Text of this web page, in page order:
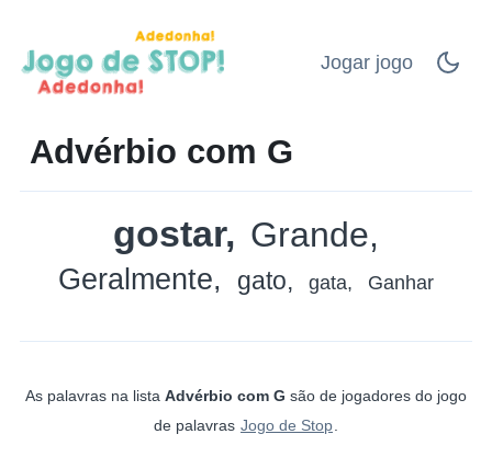
Jogar jogo
Advérbio com G
gostar Grande
Geralmente gato gata Ganhar
As palavras na lista Advérbio com G são de jogadores do jogo
de palavras Jogo de Stop